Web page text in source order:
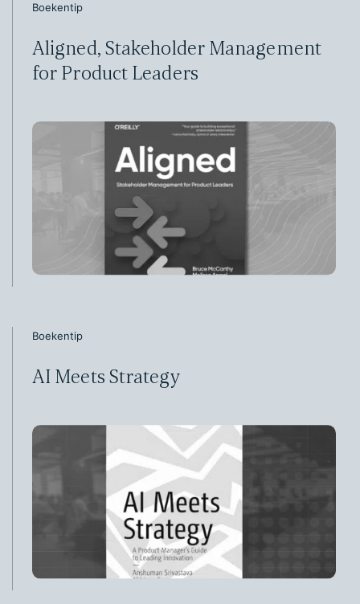
Boekentip
Aligned, Stakeholder Management
for Product Leaders
Boekentip
AI Meets Strategy